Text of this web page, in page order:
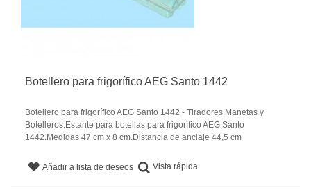
Botellero para frigorífico AEG Santo 1442
Botellero para frigorífico AEG Santo 1442 - Tiradores Manetas y
Botelleros.Estante para botellas para frigorífico AEG Santo
1442.Medidas 47 cm x 8 cm.Distancia de anclaje 44,5 cm
Añadir a lista de deseos Vista rápida